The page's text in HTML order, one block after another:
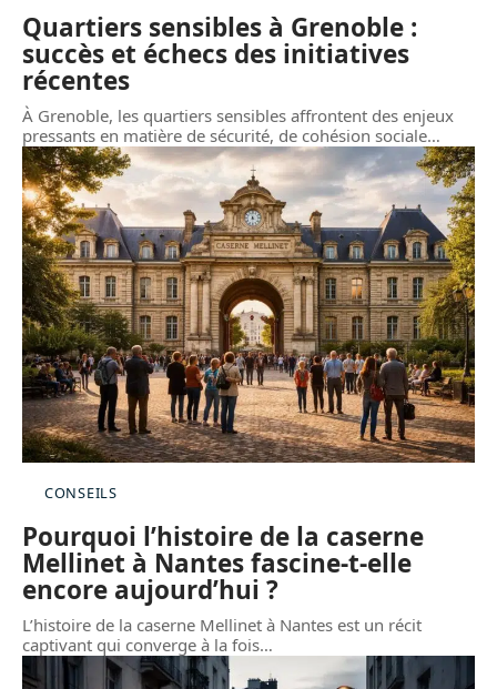
Quartiers sensibles à Grenoble :
succès et échecs des initiatives
récentes
À Grenoble, les quartiers sensibles affrontent des enjeux
pressants en matière de sécurité, de cohésion sociale…
CONSEILS
Pourquoi l’histoire de la caserne
Mellinet à Nantes fascine-t-elle
encore aujourd’hui ?
L’histoire de la caserne Mellinet à Nantes est un récit
captivant qui converge à la fois…